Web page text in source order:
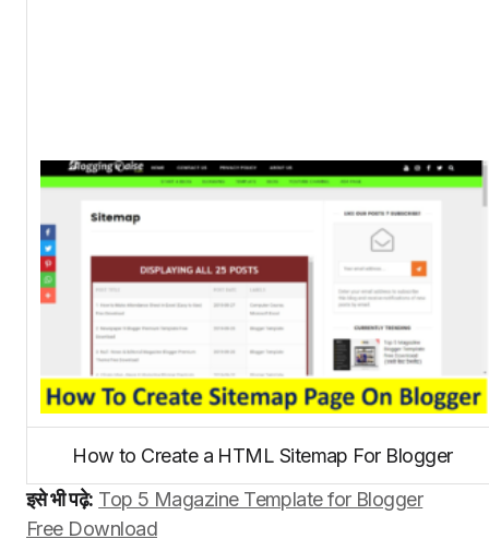
How to Create a HTML Sitemap For Blogger
इसे भी पढ़े: Top 5 Magazine Template for Blogger
Free Download